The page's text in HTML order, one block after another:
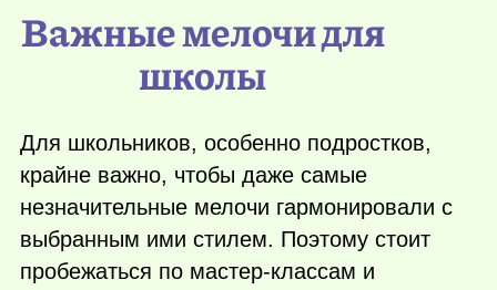
Важные мелочи для
школы
Для школьников, особенно подростков,
крайне важно, чтобы даже самые
незначительные мелочи гармонировали с
выбранным ими стилем. Поэтому стоит
пробежаться по мастер-классам и